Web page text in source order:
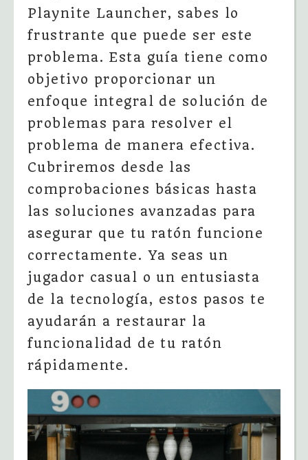
Playnite Launcher, sabes lo
frustrante que puede ser este
problema. Esta guía tiene como
objetivo proporcionar un
enfoque integral de solución de
problemas para resolver el
problema de manera efectiva.
Cubriremos desde las
comprobaciones básicas hasta
las soluciones avanzadas para
asegurar que tu ratón funcione
correctamente. Ya seas un
jugador casual o un entusiasta
de la tecnología, estos pasos te
ayudarán a restaurar la
funcionalidad de tu ratón
rápidamente.